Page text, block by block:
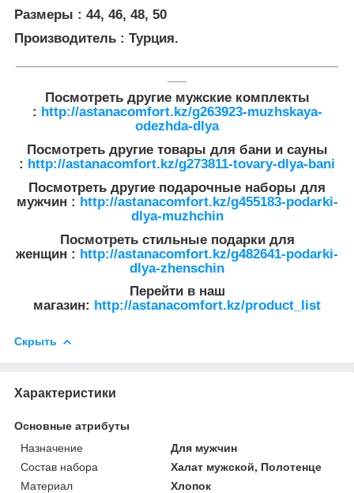
Размеры : 44, 46, 48, 50
Производитель : Турция.
Посмотреть другие мужские комплекты
: http://astanacomfort.kz/g263923-muzhskaya-
odezhda-dlya
Посмотреть другие товары для бани и сауны
: http://astanacomfort.kz/g273811-tovary-dlya-bani​
Посмотреть другие подарочные наборы для
мужчин : http://astanacomfort.kz/g455183-podarki-
dlya-muzhchin
Посмотреть стильные подарки для
женщин : http://astanacomfort.kz/g482641-podarki-
dlya-zhenschin
Перейти в наш
магазин: http://astanacomfort.kz/product_list
Скрыть
Характеристики
Основные атрибуты
Назначение
Для мужчин
Состав набора
Халат мужской, Полотенце
Материал
Хлопок